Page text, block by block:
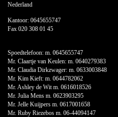
Nederland
Kantoor: 0645655747
Fax 020 308 01 45
Spoedtelefoon: m. 0645655747
Mr. Claartje van Keulen: m. 0640279383
Mr. Claudia Dirkzwager: m. 0633003848
Mr. Kim Kieft: m. 0644782062
Mr. Ashley de Wit m. 0616018526
Mr. Julia Mens m. 0623903295
Mr. Jelle Kuijpers m. 0617001658
Mr. Ruby Riezebos m. 06-44094147